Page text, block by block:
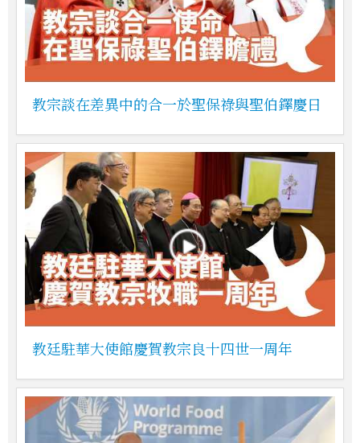
教宗談在差異中的合一於聖保祿與聖伯鐸慶日
教廷駐華大使館慶賀教宗良十四世一周年